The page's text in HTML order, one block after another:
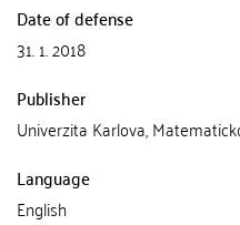
Date of defense
31. 1. 2018
Publisher
Univerzita Karlova,
Language
English